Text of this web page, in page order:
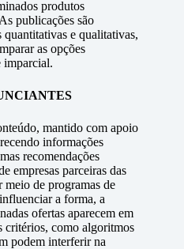
produtos
publicações são
quantitativas e qualitativas,
as opções
imparcial.
mantido com apoio
informações
recomendações
empresas parceiras das
meio de programas de
a forma, a
ofertas aparecem em
critérios, como algoritmos
podem interferir na